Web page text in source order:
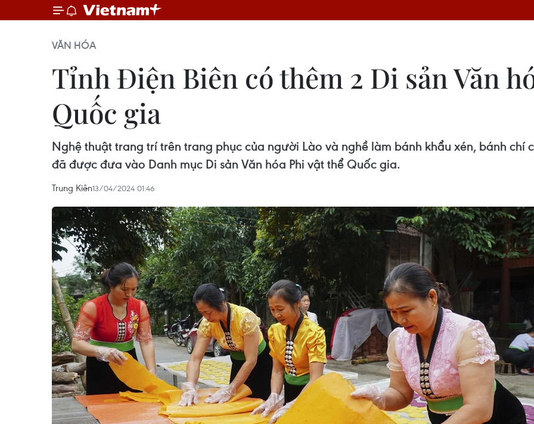
VĂN HÓA
Tỉnh Điện Biên có thêm 2 Di sản Văn
Quốc gia
Nghệ thuật trang trí trên trang phục của người Lào và nghề làm bánh khẩu xén, bánh chí
đã được đưa vào Danh mục Di sản Văn hóa Phi vật thể Quốc gia.
Trung Kiên13/04/2024 01:46